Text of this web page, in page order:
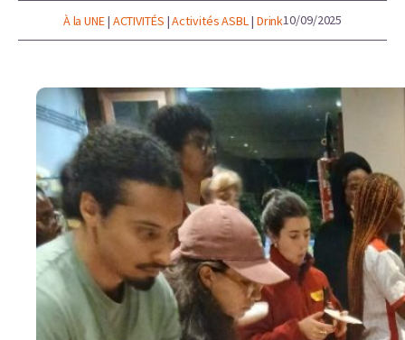
À la UNE| ACTIVITÉS |Activités ASBL | Drink10/09/2025